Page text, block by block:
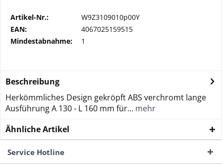
Artikel-Nr.:
W9Z3109010p00Y
EAN:
4067025159515
Mindestabnahme:
1
Beschreibung
Herkömmliches Design gekröpft ABS verchromt lange
Ausführung A 130 - L 160 mm für... mehr
Ähnliche Artikel
Service Hotline